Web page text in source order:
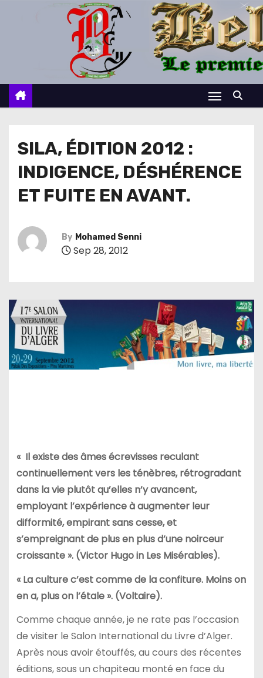
c
SILA, ÉDITION 2012 :
INDIGENCE, DÉSHÉRENCE
ET FUITE EN AVANT.
By Mohamed Senni
Sep 28, 2012
« Il existe des âmes écrevisses reculant
continuellement vers les ténèbres, rétrogradant
dans la vie plutôt qu’elles n’y avancent,
employant l’expérience à augmenter leur
difformité, empirant sans cesse, et
s’empreignant de plus en plus d’une noirceur
croissante ». (Victor Hugo in Les Misérables).
«La culture c’est comme de la confiture. Moins on
en a, plus on l’étale ». (Voltaire).
Comme chaque année, je ne rate pas l’occasion
de visiter le Salon International du Livre d’Alger.
Après nous avoir étouffés, au cours des récentes
éditions, sous un chapiteau monté en face du